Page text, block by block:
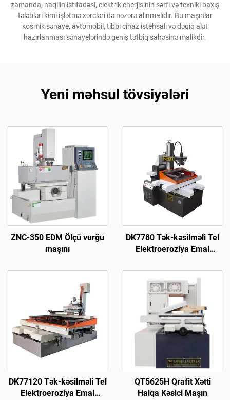
zamanda, naqilin istifadəsi, elektrik enerjisinin sərfi və texniki baxış
tələbləri kimi işlətmə xərcləri də nəzərə alınmalıdır. Bu maşınlar
kosmik sənaye, avtomobil, tibbi cihaz istehsalı və dəqiq alət
hazırlanması sənayelərində geniş tətbiq sahəsinə malikdir.
Yeni məhsul tövsiyələri
ZNC-350 EDM Ölçü vurğu
maşını
DK7780 Tək-kəsilməli Tel
Elektroeroziya Emal
DK77120 Tək-kəsilməli Tel
Elektroeroziya Emal
QT5625H Qrafit Xətti
Halqa Kəsici Maşın